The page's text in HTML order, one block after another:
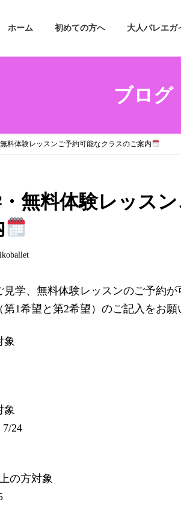
ホーム 初めての方へ 大人バレエガ
ブログ
料体験レッスンご予約可能なクラスのご案内
無料体験レッス
学、無料体験レッスンのご予約が
1希望と第2希望）のご記入をお願
象
象
24
の方対象